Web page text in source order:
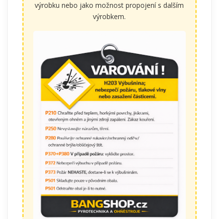
výrobku nebo jako možnost propojení s dalším
výrobkem.